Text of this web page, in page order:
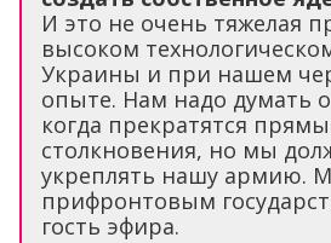
И это не очень тяжелая
высоком
Украины и при нашем
опыте. Нам надо думать
когда прекратятся
столкновения, но мы
укреплять нашу армию.
прифронтовым
гость эфира.